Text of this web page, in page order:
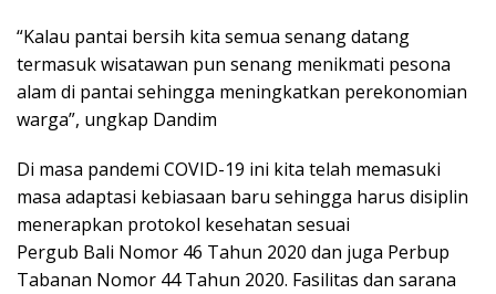
“Kalau pantai bersih kita semua senang datang
termasuk wisatawan pun senang menikmati pesona
alam di pantai sehingga meningkatkan perekonomian
warga”, ungkap Dandim
Di masa pandemi COVID-19 ini kita telah memasuki
masa adaptasi kebiasaan baru sehingga harus disiplin
menerapkan protokol kesehatan sesuai
Pergub Bali Nomor 46 Tahun 2020 dan juga Perbup
Tabanan Nomor 44 Tahun 2020. Fasilitas dan sarana